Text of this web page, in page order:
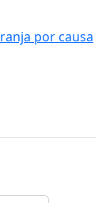
por causa